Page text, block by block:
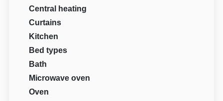
Central heating
Curtains
Kitchen
Bed types
Bath
Microwave oven
Oven